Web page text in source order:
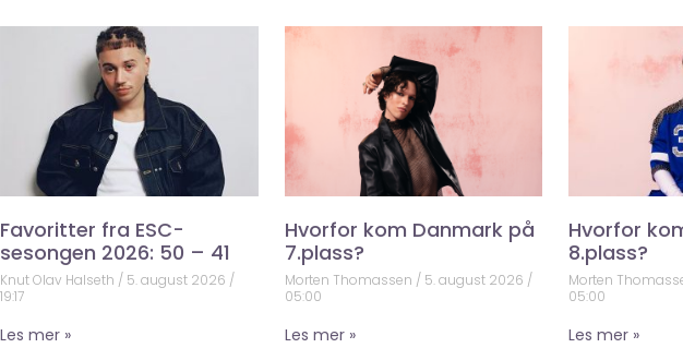
Favoritter fra ESC-
sesongen 2026: 50 – 41
Knut Olav Halseth
5. august 2026
19:17
Les mer »
Hvorfor kom Danmark på
7.plass?
Morten Thomassen 5. august 2026
05:00
Les mer »
Hvorfor
8.plass?
Morten
05:00
Les mer »